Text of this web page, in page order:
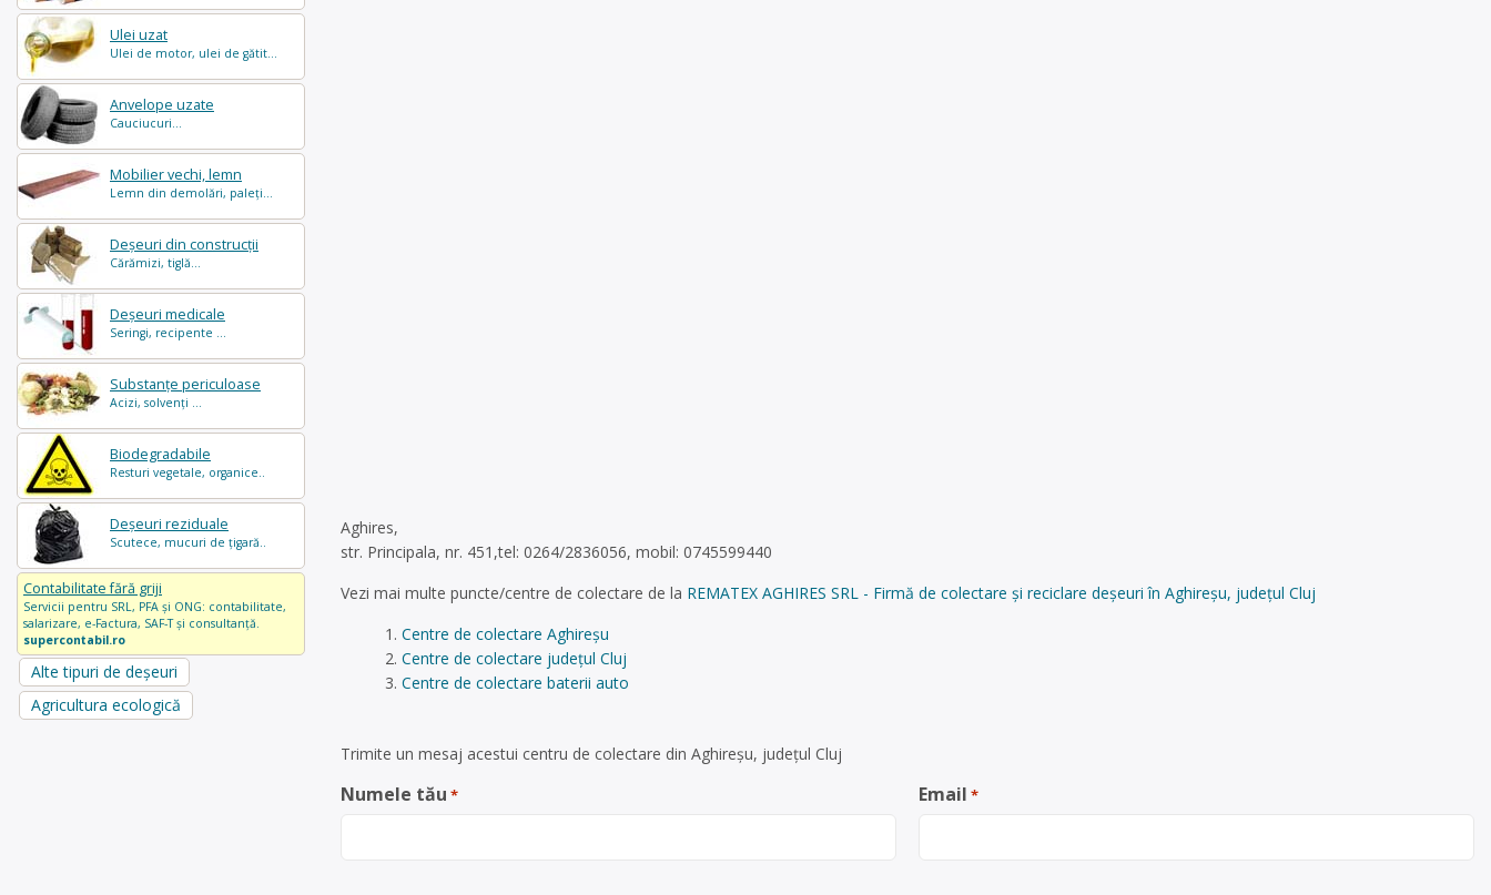
Ulei uzat
Ulei de motor, ulei de gătit...
Anvelope uzate
Cauciucuri...
Mobilier vechi, lemn
Lemn din demolări, paleți...
Deșeuri din construcții
Cărămizi, tiglă...
Deșeuri medicale
Seringi, recipente ...
Substanțe periculoase
Acizi, solvenți ...
Biodegradabile
Resturi vegetale, organice..
Deșeuri reziduale
Scutece, mucuri de țigară..
Contabilitate fără griji
Servicii pentru SRL, PFA și ONG: contabilitate,
salarizare, e-Factura, SAF-T și consultanță.
supercontabil.ro
Alte tipuri de deșeuri
Agricultura ecologică
Aghires,
str. Principala, nr. 451,tel: 0264/2836056, mobil: 0745599440
Vezi mai multe puncte/centre de colectare de la REMATEX AGHIRES SRL - Firmă de colectare și reciclare deșeuri în Aghireșu, județul Cluj
Centre de colectare Aghireșu
Centre de colectare județul Cluj
Centre de colectare baterii auto
Trimite un mesaj acestui centru de colectare din Aghireșu, județul Cluj
Numele tău * Email *